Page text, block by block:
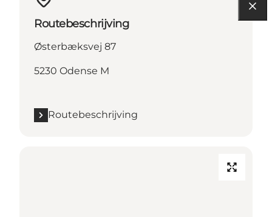
Routebeschrijving
Østerbæksvej 87
5230 Odense M
Routebeschrijving